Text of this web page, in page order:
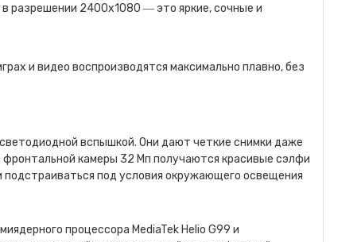
разрешении 2400х1080 ― это яркие, сочные и
и видео воспроизводятся максимально плавно, без
вспышкой. Они дают четкие снимки даже
камеры 32 Мп получаются красивые сэлфи
под условия окружающего освещения
процессора MediaTek Helio G99 и